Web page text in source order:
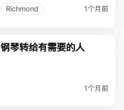
Richmond 1个月前
钢琴转给有需要的人
1个月前